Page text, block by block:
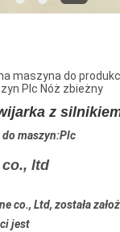
maszyna do
Plc Nóż zbieżny
z
do maszyn:Plc
co., ltd
co., Ltd, została
jest